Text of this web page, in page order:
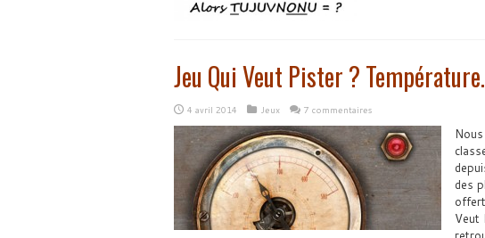
Jeu Qui Veut Pister ?
4 avril 2014 Jeux 7 commentaires
des
Veut